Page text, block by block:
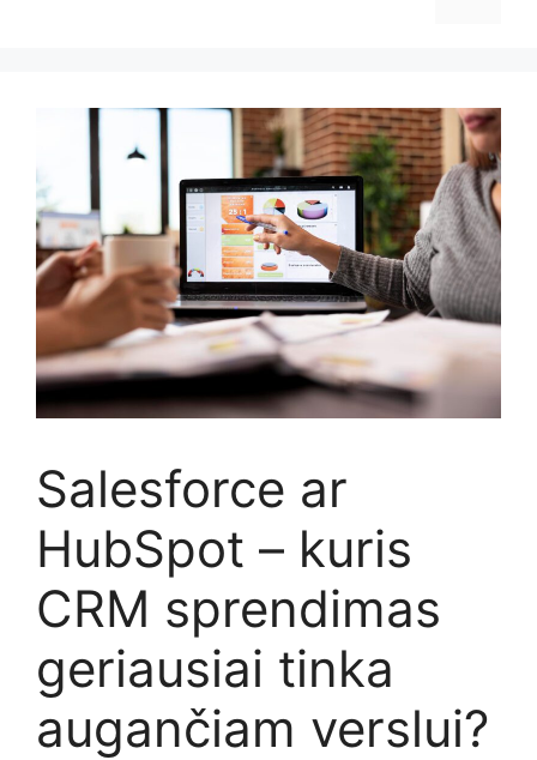
Salesforce ar
HubSpot – kuris
CRM sprendimas
geriausiai tinka
augančiam verslui?